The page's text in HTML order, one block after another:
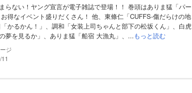
らない！ヤング宣言が電子雑誌で登場！！ 巻頭はありま猛「パー
得なイベント盛りだくさん！ 他、東條仁「CUFFS-傷だらけの地
かるかん！」、調和「女装上司ちゃんと部下の松坂くん」、白虎
夢を見るか」、ありま猛「船宿 大漁丸」、...もっと読む